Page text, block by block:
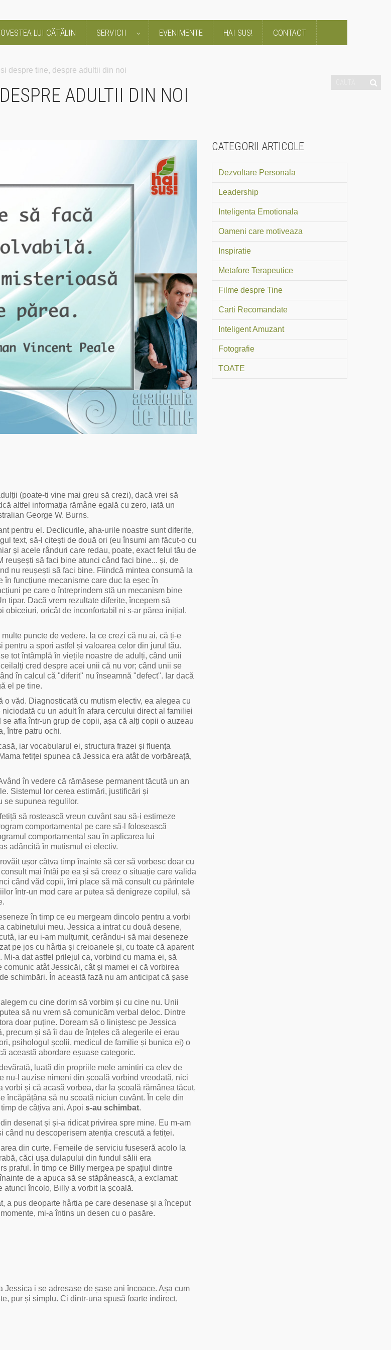
LUI CĂTĂLIN SERVICII EVENIMENTE HAI SUS! CONTACT
despre tine, despre adultii din noi
ADULTII DIN NOI
(poate-ti vine mai greu să crezi), dacă vrei să
altfel informația rămâne egală cu zero, iată un
George W. Burns.
pentru el. Declicurile, aha-urile noastre sunt diferite,
text, să-l citești de două ori (eu însumi am făcut-o cu
și acele rânduri care redau, poate, exact felul tău de
reușești să faci bine atunci când faci bine... și, de
nu reușești să faci bine. Fiindcă mintea consumă la
funcțiune mecanisme care duc la eșec în
pe care o întreprindem stă un mecanism bine
tipar. Dacă vrem rezultate diferite, începem să
obiceiuri, oricât de inconfortabil ni s-ar părea inițial.
puncte de vedere. Ia ce crezi că nu ai, că ți-e
a spori astfel și valoarea celor din jurul tău.
tot întâmplă în viețile noastre de adulți, când unii
cred despre acei unii că nu vor; când unii se
în calcul că "diferit" nu înseamnă "defect". Iar dacă
el pe tine.
văd. Diagnosticată cu mutism electiv, ea alegea cu
cu un adult în afara cercului direct al familiei
afla într-un grup de copii, așa că alți copii o auzeau
între patru ochi.
iar vocabularul ei, structura frazei și fluența
fetiței spunea că Jessica era atât de vorbăreață,
în vedere că rămăsese permanent tăcută un an
Sistemul lor cerea estimări, justificări și
se supunea regulilor.
să rostească vreun cuvânt sau să-i estimeze
comportamental pe care să-l folosească
comportamental sau în aplicarea lui
adâncită în mutismul ei electiv.
ușor câtva timp înainte să cer să vorbesc doar cu
mai întâi pe ea și să creez o situație care valida
când văd copii, îmi place să mă consult cu părintele
într-un mod care ar putea să denigreze copilul, să
în timp ce eu mergeam dincolo pentru a vorbi
cabinetului meu. Jessica a intrat cu două desene,
iar eu i-am mulțumit, cerându-i să mai deseneze
pe jos cu hârtia și creioanele și, cu toate că aparent
a dat astfel prilejul ca, vorbind cu mama ei, să
atât Jessicăi, cât și mamei ei că vorbirea
schimbări. În această fază nu am anticipat că șase
cu cine dorim să vorbim și cu cine nu. Unii
să nu vrem să comunicăm verbal deloc. Dintre
doar puține. Doream să o liniștesc pe Jessica
precum și să îi dau de înțeles că alegerile ei erau
psihologul școlii, medicul de familie și bunica ei) o
această abordare eșuase categoric.
luată din propriile mele amintiri ca elev de
nu-l auzise nimeni din școală vorbind vreodată, nici
și că acasă vorbea, dar la școală rămânea tăcut,
încăpățâna să nu scoată niciun cuvânt. În cele din
de câțiva ani. Apoi s-au schimbat.
desenat și și-a ridicat privirea spre mine. Eu m-am
nu descoperisem atenția crescută a fetiței.
din curte. Femeile de serviciu fuseseră acolo la
căci ușa dulapului din fundul sălii era
praful. În timp ce Billy mergea pe spațiul dintre
de a apuca să se stăpânească, a exclamat:
atunci încolo, Billy a vorbit la școală.
a pus deoparte hârtia pe care desenase și a început
mi-a întins un desen cu o pasăre.
i se adresase de șase ani încoace. Așa cum
pur și simplu. Ci dintr-una spusă foarte indirect,
CATEGORII ARTICOLE
Dezvoltare Personala
Leadership
Inteligenta Emotionala
Oameni care motiveaza
Inspiratie
Metafore Terapeutice
Filme despre Tine
Carti Recomandate
Inteligent Amuzant
Fotografie
TOATE